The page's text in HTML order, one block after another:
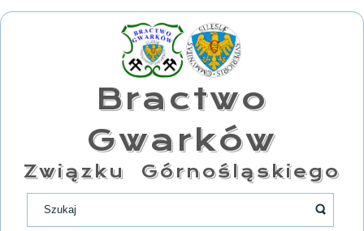
Bractwo
Gwarków
Związku Górnośląskiego